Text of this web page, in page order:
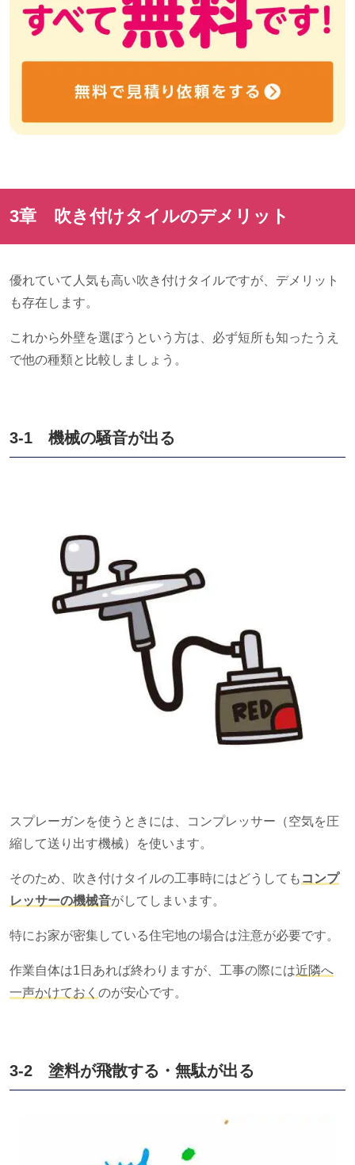
3章 吹き付けタイルのデメリット
優れていて人気も高い吹き付けタイルですが、デメリット
も存在します。
これから外壁を選ぼうという方は、必ず短所も知ったうえ
で他の種類と比較しましょう。
3-1 機械の騒音が出る
スプレーガンを使うときには、コンプレッサー（空気を圧
縮して送り出す機械）を使います。
そのため、吹き付けタイルの工事時にはどうしても コンプ
レッサーの機械音がしてしまいます。
特にお家が密集している住宅地の場合は注意が必要です。
作業自体は1 日あれば終わりますが、工事の際には近隣へ
一声かけておく のが安心です。
3-2 塗料が飛散する・無駄が出る